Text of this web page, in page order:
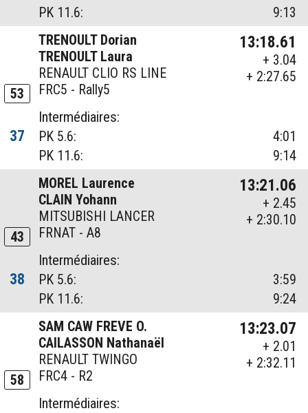
PK 11.6:
9:13
53
TRENOULT Dorian
TRENOULT Laura
RENAULT CLIO RS LINE
FRC5 - Rally5
13:18.61
+ 3.04
+ 2:27.65
37
Intermédiaires:
PK 5.6:
4:01
PK 11.6:
9:14
43
MOREL Laurence
CLAIN Yohann
MITSUBISHI LANCER
FRNAT - A8
13:21.06
+ 2.45
+ 2:30.10
38
Intermédiaires:
PK 5.6:
3:59
PK 11.6:
9:24
58
SAM CAW FREVE O.
CAILASSON Nathanaël
RENAULT TWINGO
FRC4 - R2
13:23.07
+ 2.01
+ 2:32.11
Intermédiaires: